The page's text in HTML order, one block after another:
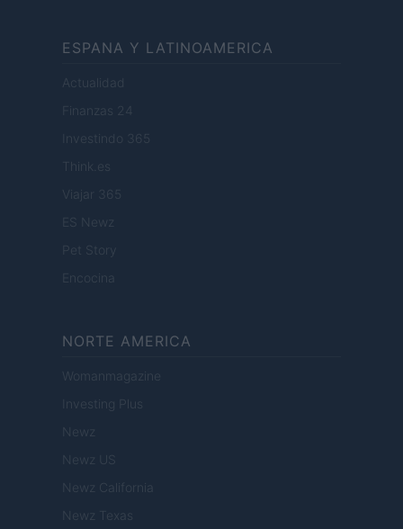
ESPANA Y LATINOAMERICA
Actualidad
Finanzas 24
Investindo 365
Think.es
Viajar 365
ES Newz
Pet Story
Encocina
NORTE AMERICA
Womanmagazine
Investing Plus
Newz
Newz US
Newz California
Newz Texas